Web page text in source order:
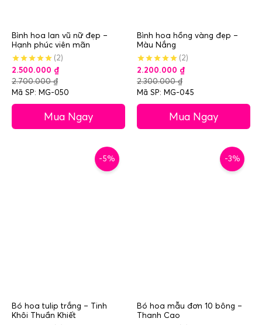
Bình hoa lan vũ nữ đẹp –
Hạnh phúc viên mãn
(2)
2.500.000 ₫
2.700.000₫
Mã SP: MG-050
Mua Ngay
Bình hoa hồng vàng đẹp –
Màu Nắng
(2)
2.200.000 ₫
2.300.000₫
Mã SP: MG-045
Mua Ngay
-5%
Bó hoa tulip trắng – Tinh
Khôi Thuần Khiết
-3%
Bó hoa mẫu đơn 10 bông –
Thanh Cao